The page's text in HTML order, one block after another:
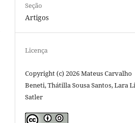
Seção
Artigos
Licença
Copyright (c) 2026 Mateus Carvalho
Beneti, Thátilla Sousa Santos, Lara
Satler